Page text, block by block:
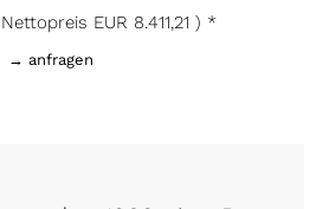
EUR 8.411,21 ) *
→ anfragen